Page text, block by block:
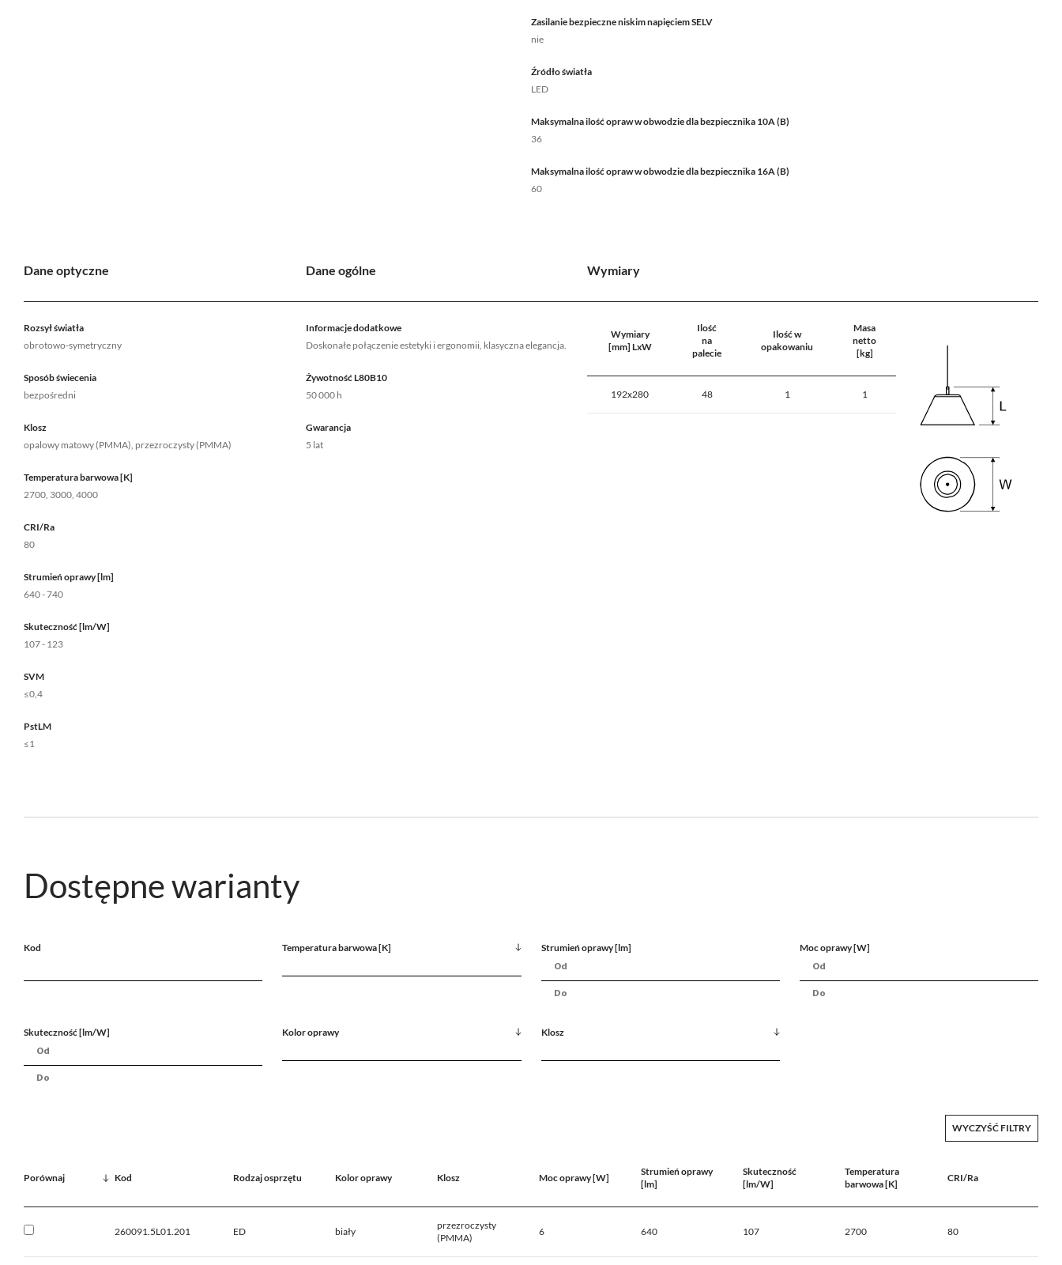
Zasilanie bezpieczne niskim napięciem SELV
nie
Źródło światła
LED
Maksymalna ilość opraw w obwodzie dla bezpiecznika 10A (B)
36
Maksymalna ilość opraw w obwodzie dla bezpiecznika 16A (B)
60
Dane optyczne
Rozsył światła
obrotowo-symetryczny
Sposób świecenia
bezpośredni
Klosz
opalowy matowy (PMMA), przezroczysty (PMMA)
Temperatura barwowa [K]
2700, 3000, 4000
CRI/Ra
80
Strumień oprawy [lm]
640 - 740
Skuteczność [lm/W]
107 - 123
SVM
≤0,4
PstLM
≤1
Dane ogólne
Informacje dodatkowe
Doskonałe połączenie estetyki i ergonomii, klasyczna elegancja.
Żywotność L80B10
50 000 h
Gwarancja
5 lat
Wymiary
Wymiary
[mm] LxW
Ilość
na
palecie
Ilość w
opakowaniu
Masa
netto
[kg]
192x280 48 1 1
Dostępne warianty
Kod Temperatura barwowa [K] Strumień oprawy [lm] Moc oprawy [W]
Skuteczność [lm/W] Kolor oprawy Klosz
WYCZYŚĆ FILTRY
Porównaj Kod Rodzaj osprzętu Kolor oprawy Klosz Moc oprawy [W]
Strumień oprawy
[lm]
Skuteczność
[lm/W]
Temperatura
barwowa [K]
CRI/Ra
260091.5L01.201 ED biały
przezroczysty
(PMMA)
6 640 107 2700 80